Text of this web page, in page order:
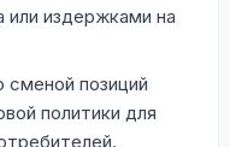
или издержками на
позиций
политики для